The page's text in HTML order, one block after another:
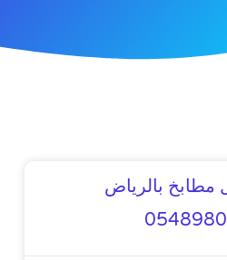
بالرياض